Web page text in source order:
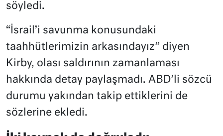
söyledi.
“İsrail’i savunma konusundaki
taahhütlerimizin arkasındayız” diyen
Kirby, olası saldırının zamanlaması
hakkında detay paylaşmadı. ABD’li sözcü
durumu yakından takip ettiklerini de
sözlerine ekledi.